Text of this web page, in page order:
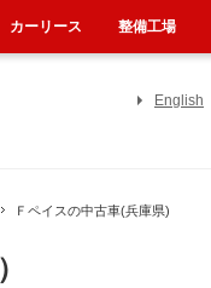
English
Ｆペイスの中古車(兵庫県)
カーリース 整備工場